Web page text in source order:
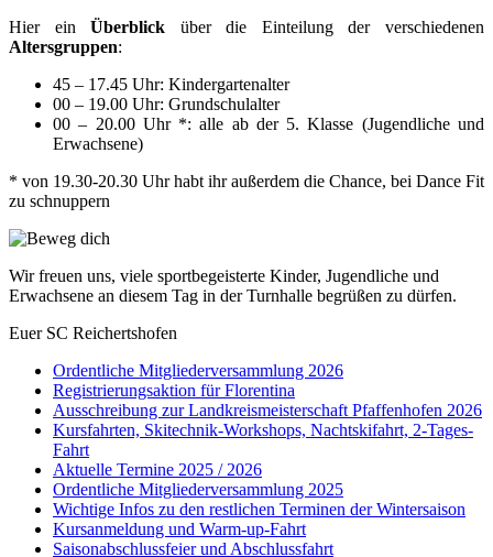
Hier einÜberblick über die Einteilung der verschiedenen
Altersgruppen:
45 – 17.45 Uhr: Kindergartenalter
00 – 19.00 Uhr: Grundschulalter
00 – 20.00 Uhr *: alle ab der 5. Klasse (Jugendliche und
Erwachsene)
* von 19.30-20.30 Uhr habt ihr außerdem die Chance, bei Dance Fit
zu schnuppern
Wir freuen uns, viele sportbegeisterte Kinder, Jugendliche und
Erwachsene an diesem Tag in der Turnhalle begrüßen zu dürfen.
Euer SC Reichertshofen
Ordentliche Mitgliederversammlung 2026
Registrierungsaktion für Florentina
Ausschreibung zur Landkreismeisterschaft Pfaffenhofen 2026
Kursfahrten, Skitechnik-Workshops, Nachtskifahrt, 2-Tages-
Fahrt
Aktuelle Termine 2025 / 2026
Ordentliche Mitgliederversammlung 2025
Wichtige Infos zu den restlichen Terminen der Wintersaison
Kursanmeldung und Warm-up-Fahrt
Saisonabschlussfeier und Abschlussfahrt